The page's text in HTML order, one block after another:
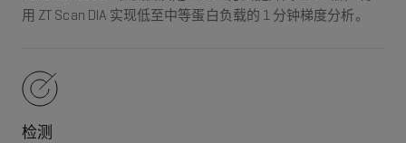
用 ZT Scan DIA 实现低至中等蛋白负载的 1 分钟梯度分析。
检测